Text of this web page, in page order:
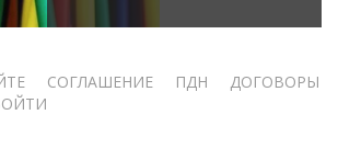
СОГЛАШЕНИЕ ПДН
ДОГОВОРЫ